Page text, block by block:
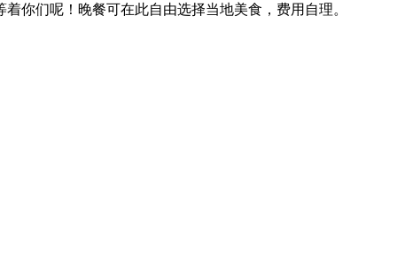
你们呢！晚餐可在此自由选择当地美食，费用自理。